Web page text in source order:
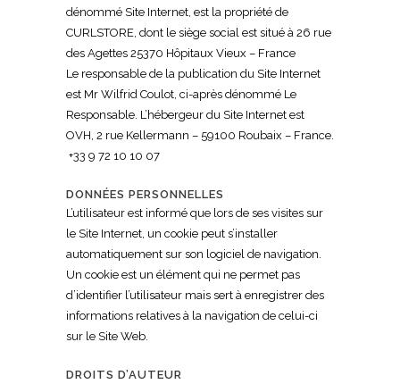
dénommé Site Internet, est la propriété de
CURLSTORE, dont le siège social est situé à 26 rue
des Agettes 25370 Hôpitaux Vieux – France
Le responsable de la publication du Site Internet
est Mr Wilfrid Coulot, ci-après dénommé Le
Responsable. L’hébergeur du Site Internet est
OVH, 2 rue Kellermann – 59100 Roubaix – France.
+33 9 72 10 10 07
DONNÉES PERSONNELLES
L’utilisateur est informé que lors de ses visites sur
le Site Internet, un cookie peut s’installer
automatiquement sur son logiciel de navigation.
Un cookie est un élément qui ne permet pas
d’identifier l’utilisateur mais sert à enregistrer des
informations relatives à la navigation de celui-ci
sur le Site Web.
DROITS D’AUTEUR